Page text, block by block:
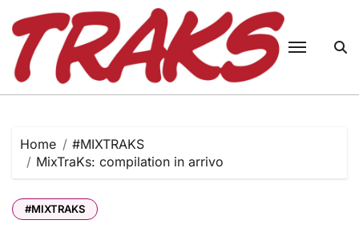
content
Home
#MIXTRAKS
MixTraKs: compilation in arrivo
#MIXTRAKS